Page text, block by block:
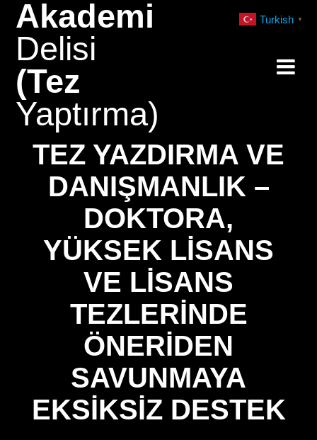
Akademi
Delisi
(Tez
Yaptırma)
TEZ YAZDIRMA VE
DANIŞMANLIK –
DOKTORA,
YÜKSEK LISANS
VE LISANS
TEZLERINDE
ÖNERIDEN
SAVUNMAYA
EKSIKSIZ DESTEK
Turkish ▼